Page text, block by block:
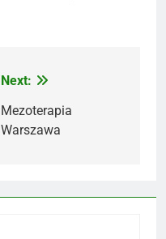
Next:
Mezoterapia
Warszawa